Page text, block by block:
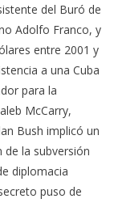
del Buró de
Adolfo Franco, y
entre 2001 y
a una Cuba
para la
McCarry,
Bush implicó un
la subversión
diplomacia
puso de